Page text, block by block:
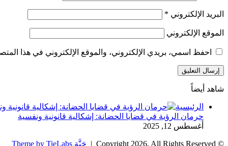
البريد الإلكتروني *
الموقع الإلكتروني
احفظ اسمي، بريدي الإلكتروني، والموقع الإلكتروني في هذا
شاهد أيضاً
الرئيسية
حرمان الرؤية في قضايا الحضانة: إشكالية قانونية ونفسية
أغسطس 12, 2025
© Copyright 2026, All Rights Reserved |
جَنَّة Theme by TieLabs